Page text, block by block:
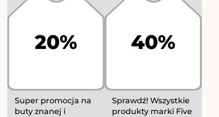
20%
Super promocja na
buty znanej i
40%
Sprawdź! Wszystkie
produkty marki Five